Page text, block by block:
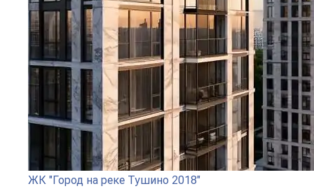
ЖК "Город на реке Тушино 2018"